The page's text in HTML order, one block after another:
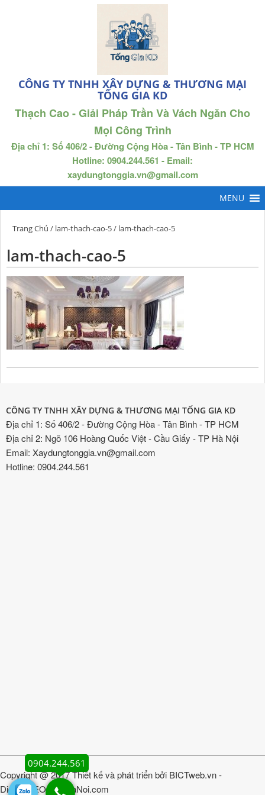
CÔNG TY TNHH XÂY DỰNG & THƯƠNG MẠI
TỐNG GIA KD
Thạch Cao - Giải Pháp Trần Và Vách Ngăn Cho
Mọi Công Trình
Địa chỉ 1: Số 406/2 - Đường Cộng Hòa - Tân Bình - TP HCM
Hotline: 0904.244.561 - Email:
xaydungtonggia.vn@gmail.com
Trang Chủ / lam-thach-cao-5/ lam-thach-cao-5
lam-thach-cao-5
CÔNG TY TNHH XÂY DỰNG & THƯƠNG MẠI TỐNG GIA KD
Địa chỉ 1: Số 406/2 - Đường Cộng Hòa - Tân Bình - TP HCM
Địa chỉ 2: Ngõ 106 Hoàng Quốc Việt - Cầu Giấy - TP Hà Nội
Email: Xaydungtonggia.vn@gmail.com
Hotline: 0904.244.561
Copyright @ 2017 Thiết kế và phát triển bởi BICTweb.vn-
DichvuSEOgiareHaNoi.com
0904.244.561